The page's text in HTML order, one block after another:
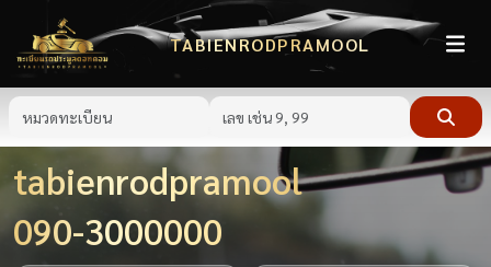
TABIENRODPRAMOOL
tabienrodpramool
090-3000000